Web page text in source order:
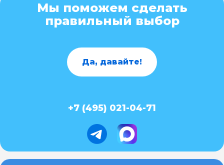
Мы поможем сделать
правильный выбор
Да, давайте!
+7 (495) 021-04-71